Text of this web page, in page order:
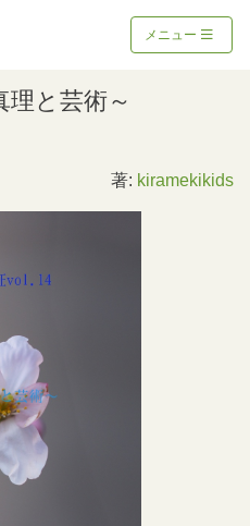
メニュー
と芸術～
著: kiramekikids